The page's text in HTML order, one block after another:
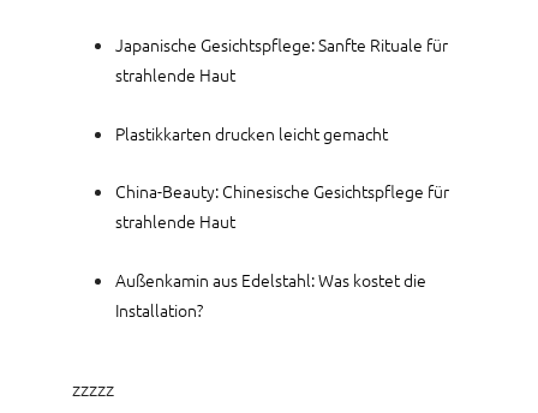
Japanische Gesichtspflege: Sanfte Rituale für
strahlende Haut
Plastikkarten drucken leicht gemacht
China-Beauty: Chinesische Gesichtspflege für
strahlende Haut
Außenkamin aus Edelstahl: Was kostet die
Installation?
zzzzz